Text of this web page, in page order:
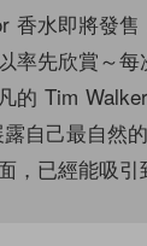
香水即將發
率先欣賞～
的 Tim
自己最自然
，已經能吸